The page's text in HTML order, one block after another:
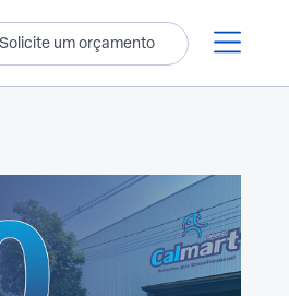
Solicite um orçamento